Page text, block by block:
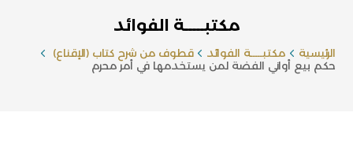
مكتبـــــة الفوائد
الرئيسية مكتبـــــة الفوائد
قطوف من شرح كتاب (الإقناع)
حكم بيع أواني الفضة لمن يستخدمها في أمر محرم